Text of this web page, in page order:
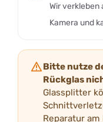
Wir
Kamera und
Bitte nutze
Rückglas
Glassplitter
Reparatur